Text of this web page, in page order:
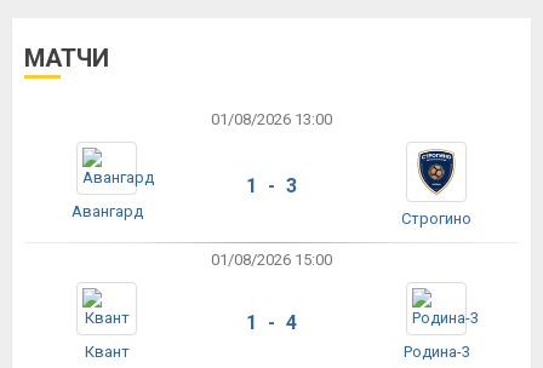
МАТЧИ
01/08/2026 13:00
Авангард
1 - 3
Строгино
01/08/2026 15:00
Квант
1 - 4
Родина-3